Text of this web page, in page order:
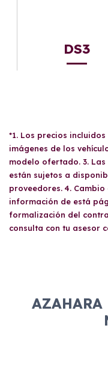
DS3
*1. Los precios
imágenes de los
modelo ofertado. 3.
están sujetos a
proveedores. 4.
información de está
formalización del
consulta con tu asesor